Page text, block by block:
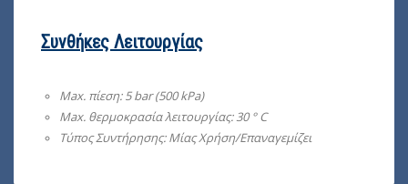
Συνθήκες Λειτουργίας
Max. πίεση: 5 bar (500 kPa)
Max. θερμοκρασία λειτουργίας: 30 ° C
Τύπος Συντήρησης: Μίας Χρήση/Επαναγεμίζει